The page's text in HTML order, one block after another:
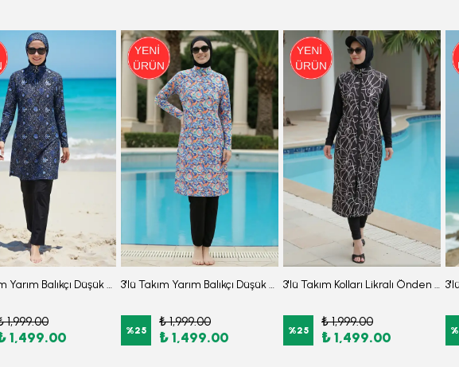
3'lü Takım Yarım Balıkçı Düşük Omuz Yarasakol Likralı Kumaş Burkini Tesettür Mayo D32
1,999.00
1,499.00
3'lü Takım Yarım Balıkçı Düşük Omuz Yarasakol Likralı Kumaş Burkini Tesettür Mayo D49
%25
₺ 1,999.00
₺ 1,499.00
3'lü Takım Kolları Likralı Önden Fermuarlı Yırtmaçlı Maksi Burkini Tesettür Mayo D26
%25
₺ 1,999.00
₺ 1,499.00 %